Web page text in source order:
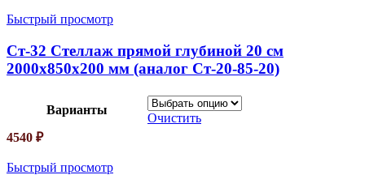
Быстрый просмотр
Ст-32 Стеллаж прямой глубиной 20 см
2000х850х200 мм (аналог Ст-20-85-20)
Варианты
Очистить
4540 ₽
Быстрый просмотр